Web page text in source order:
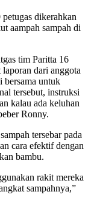
dikerahkan
aampah sampah di
tim Paritta 16
dari anggota
bersama untuk
tersebut, instruksi
kalau ada keluhan
Ronny.
tersebar pada
cara efektif dengan
bambu.
rakit mereka
sampahnya,”